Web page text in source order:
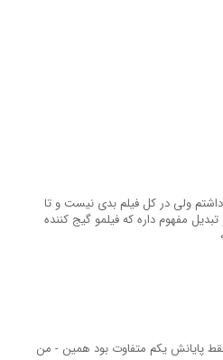
ولی در کل فیلم بدی نیست و تا
مفهوم داره که فیلمو گیج کننده
پایانش یکم متفاوت بود همین - من